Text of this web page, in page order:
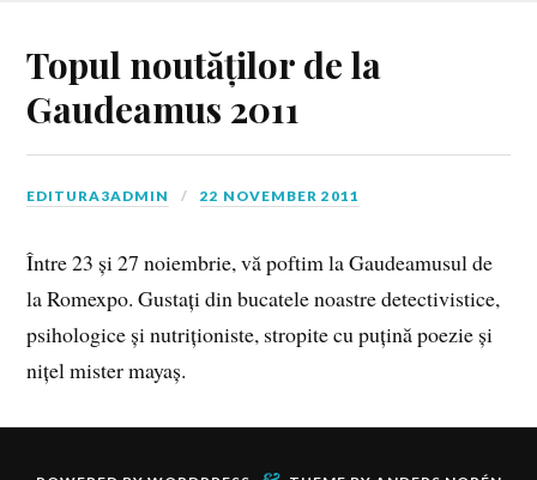
Topul noutăților de la
Gaudeamus 2011
EDITURA3ADMIN 22 NOVEMBER 2011
Între 23 și 27 noiembrie, vă poftim la Gaudeamusul de
la Romexpo. Gustați din bucatele noastre detectivistice,
psihologice și nutriționiste, stropite cu puțină poezie și
nițel mister mayaș.